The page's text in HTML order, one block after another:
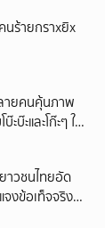
ร้ายกราxยิx
ายคนคุ้นภาพ
บ๊ะและโก๊ะๆ ให้
ๆ ทั้งเอ็นดูทั้ง
าวชนไทยอัด
งข้อเท็จจริง